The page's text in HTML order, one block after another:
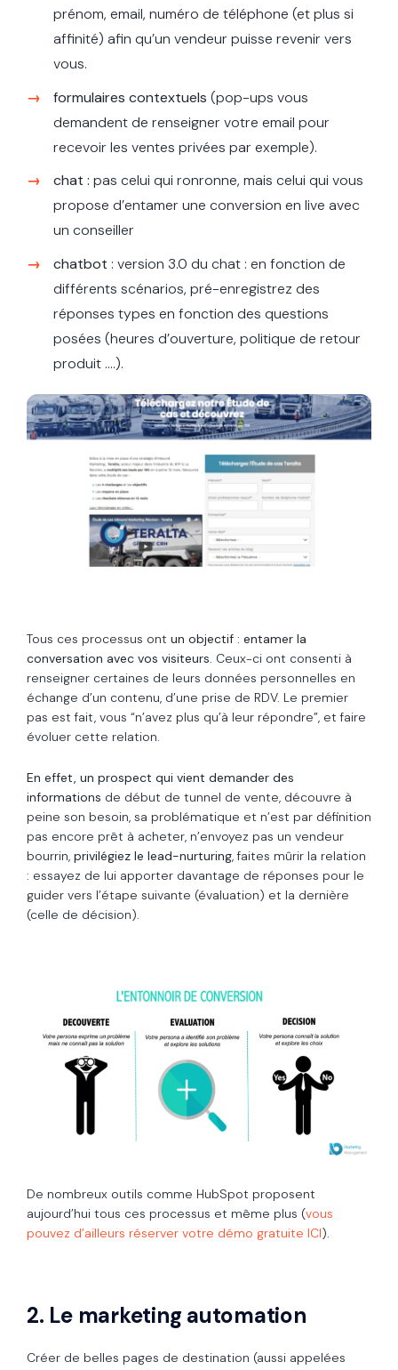
prénom, email, numéro de téléphone (et plus si
affinité) afin qu’un vendeur puisse revenir vers
vous.
formulaires contextuels (pop-ups vous
demandent de renseigner votre email pour
recevoir les ventes privées par exemple).
chat : pas celui qui ronronne, mais celui qui vous
propose d’entamer une conversion en live avec
un conseiller
chatbot : version 3.0 du chat : en fonction de
différents scénarios, pré-enregistrez des
réponses types en fonction des questions
posées (heures d’ouverture, politique de retour
produit ….).
Tous ces processus ont un objectif : entamer la
conversation avec vos visiteurs. Ceux-ci ont consenti à
renseigner certaines de leurs données personnelles en
échange d’un contenu, d’une prise de RDV. Le premier
pas est fait, vous “n’avez plus qu’à leur répondre”, et faire
évoluer cette relation.
En effet, un prospect qui vient demander des
informations de début de tunnel de vente, découvre à
peine son besoin, sa problématique et n’est par définition
pas encore prêt à acheter, n’envoyez pas un vendeur
bourrin, privilégiez le lead-nurturing, faites mûrir la relation
: essayez de lui apporter davantage de réponses pour le
guider vers l’étape suivante (évaluation) et la dernière
(celle de décision).
De nombreux outils comme HubSpot proposent
aujourd’hui tous ces processus et même plus (vous
pouvez d’ailleurs réserver votre démo gratuite ICI).
2. Le marketing automation
Créer de belles pages de destination (aussi appelées